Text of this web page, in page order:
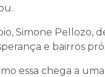
Simone Pellozo,
e bairros
essa chega a